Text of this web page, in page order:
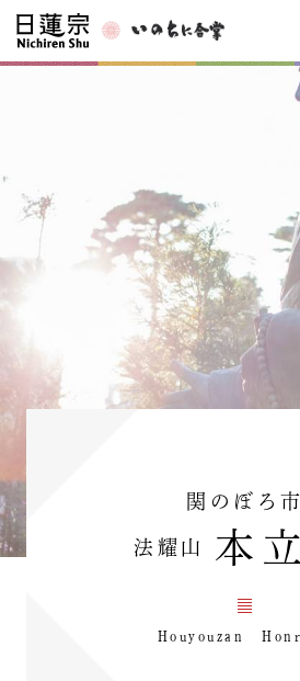
関のぼろ市
法耀山 本
Houyouzan